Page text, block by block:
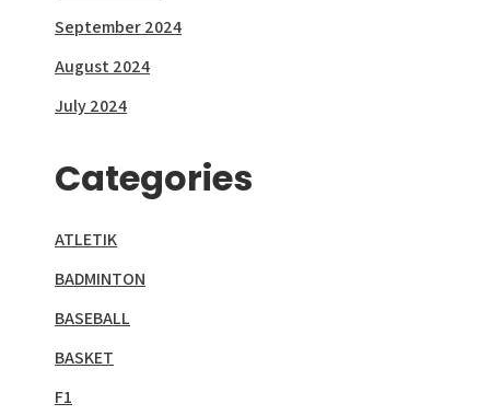
September 2024
August 2024
July 2024
Categories
ATLETIK
BADMINTON
BASEBALL
BASKET
F1